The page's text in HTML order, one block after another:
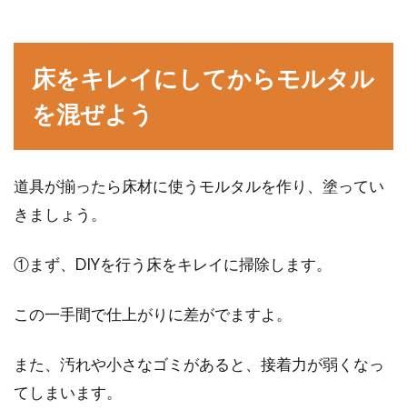
床をキレイにしてからモルタル
を混ぜよう
道具が揃ったら床材に使うモルタルを作り、塗ってい
きましょう。
①まず、DIYを行う床をキレイに掃除します。
この一手間で仕上がりに差がでますよ。
また、汚れや小さなゴミがあると、接着力が弱くなっ
てしまいます。